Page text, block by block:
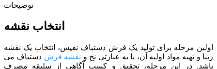
توضیحات
انتخاب نقشه
اولین مرحله برای تولید یک فرش دستباف نفیس، انتخاب یک نقشه
زیبا و تهیه مواد اولیه آن، یا به عبارتی نخ و نقشه فرش دستباف می
باشد. در این مرحله، تحقیق و کسب آگاهی از سلیقه مصرف